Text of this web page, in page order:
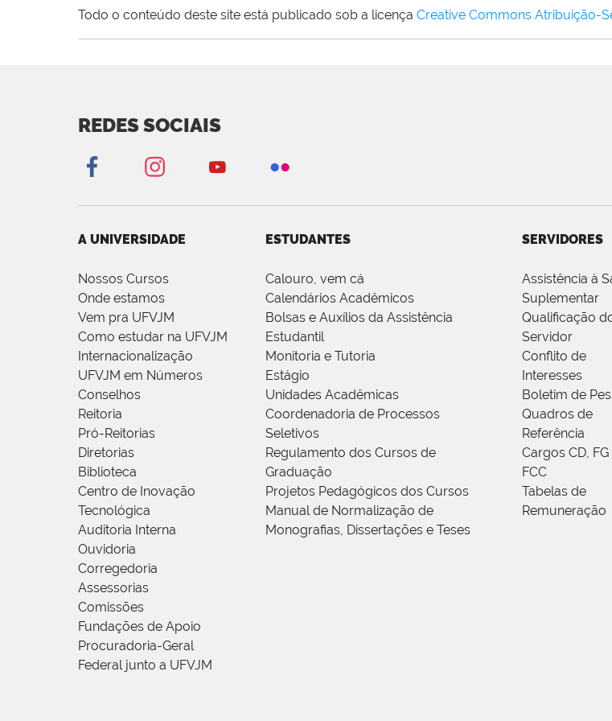
Todo o conteúdo deste site está publicado sob a licença Creative Commons Atribuição-
REDES SOCIAIS
A UNIVERSIDADE
Nossos Cursos
Onde estamos
Vem pra UFVJM
Como estudar na UFVJM
Internacionalização
UFVJM em Números
Conselhos
Reitoria
Pró-Reitorias
Diretorias
Biblioteca
Centro de Inovação
Tecnológica
Auditoria Interna
Ouvidoria
Corregedoria
Assessorias
Comissões
Fundações de Apoio
Procuradoria-Geral
Federal junto a UFVJM
ESTUDANTES
Calouro, vem cá
Calendários Acadêmicos
Bolsas e Auxílios da Assistência
Estudantil
Monitoria e Tutoria
Estágio
Unidades Acadêmicas
Coordenadoria de Processos
Seletivos
Regulamento dos Cursos de
Graduação
Projetos Pedagógicos dos Cursos
Manual de Normalização de
Monografias, Dissertações e Teses
SERVIDORES
Assistência à
Suplementar
Qualificação
Servidor
Conflito de
Interesses
Boletim de
Quadros de
Referência
Cargos CD, FG
FCC
Tabelas de
Remuneração